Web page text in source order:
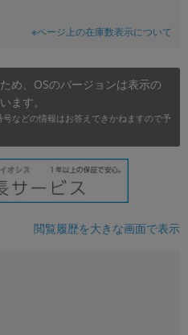
※ページ上の在庫数表示について
め、OSのバージョンは表示の
ます。
などの情報はお答えできかねますので予
閲覧履歴を大きな画面で表示
。